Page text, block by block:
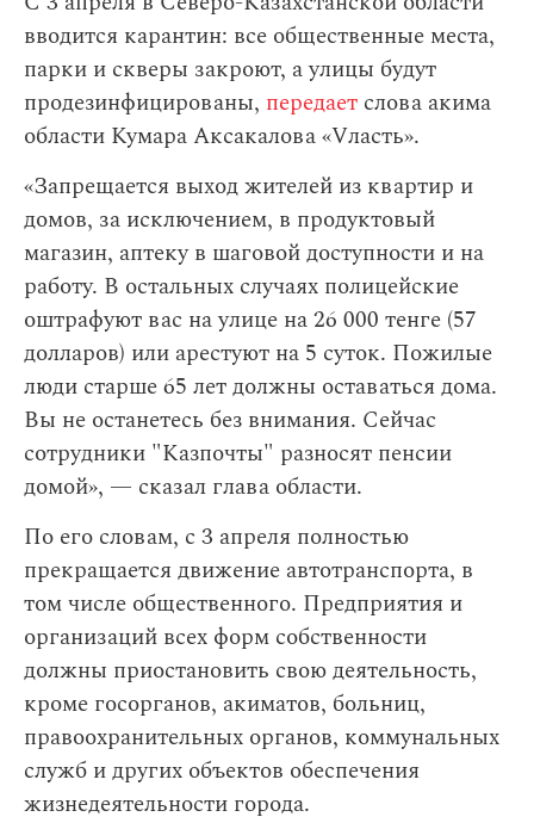
вводится карантин: все общественные места,
парки и скверы закроют, а улицы будут
продезинфицированы, передает слова акима
области Кумара Аксакалова «Vласть».
«Запрещается выход жителей из квартир и
домов, за исключением, в продуктовый
магазин, аптеку в шаговой доступности и на
работу. В остальных случаях полицейские
оштрафуют вас на улице на 26 000 тенге (57
долларов) или арестуют на 5 суток. Пожилые
люди старше 65 лет должны оставаться дома.
Вы не останетесь без внимания. Сейчас
сотрудники "Казпочты" разносят пенсии
домой», — сказал глава области.
По его словам, с 3 апреля полностью
прекращается движение автотранспорта, в
том числе общественного. Предприятия и
организаций всех форм собственности
должны приостановить свою деятельность,
кроме госорганов, акиматов, больниц,
правоохранительных органов, коммунальных
служб и других объектов обеспечения
жизнедеятельности города.